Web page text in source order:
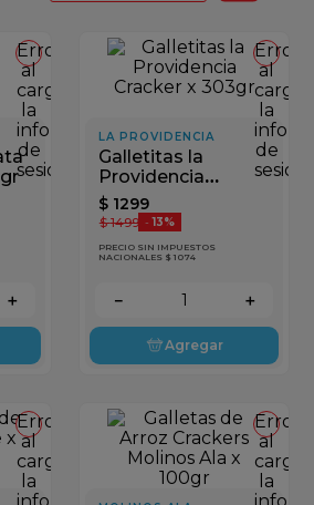
Error
al
cargar
la
información
de
sesión
＋
Error
al
cargar
la
de
sesión
LA PROVIDENCIA
Galletitas la
Providencia
Cracker x 303gr
$ 1299
$ 1499 -13%
PRECIO SIN IMPUESTOS
NACIONALES $ 1074
＋
－
Agregar
Error
al
cargar
la
Error
al
cargar
la